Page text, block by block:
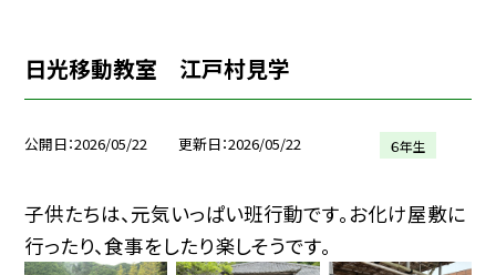
日光移動教室 江戸村見学
公開日 2026/05/22 更新日 2026/05/22 ６年生
子供たちは、元気いっぱい班行動です。お化け屋敷に
行ったり、食事をしたり楽しそうです。